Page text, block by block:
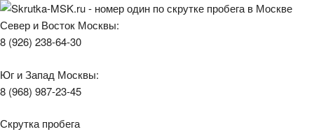
Север и Восток Москвы:
8 (926) 238-64-30
Юг и Запад Москвы:
8 (968) 987-23-45
Скрутка пробега